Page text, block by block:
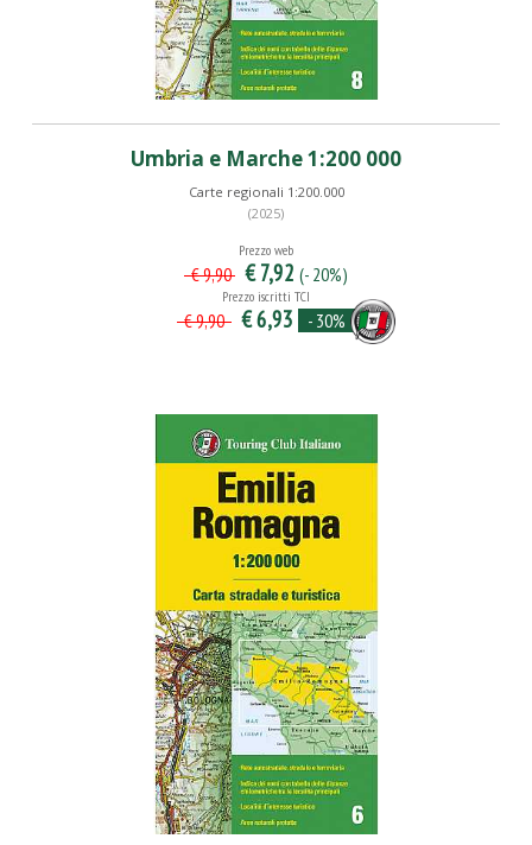
Umbria e Marche 1:200 000
Carte regionali 1:200.000
(2025)
Prezzo web
€ 9,90 € 7,92 (- 20%)
Prezzo iscritti TCI
€ 9,90 € 6,93 - 30%